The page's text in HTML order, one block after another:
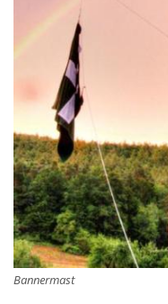
Bannermast